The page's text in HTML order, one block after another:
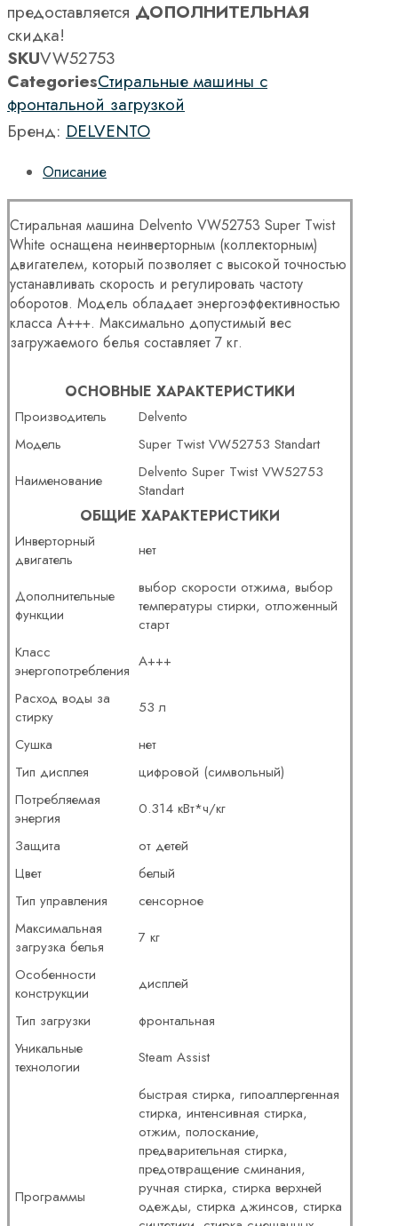
предоставляется ДОПОЛНИТЕЛЬНАЯ
скидка!
SKUVW52753
CategoriesСтиральные машины с
фронтальной загрузкой
Бренд: DELVENTO
Описание
Стиральная машина Delvento VW52753 Super Twist
White оснащена неинверторным (коллекторным)
двигателем, который позволяет с высокой точностью
устанавливать скорость и регулировать частоту
оборотов. Модель обладает энергоэффективностью
класса А+++. Максимально допустимый вес
загружаемого белья составляет 7 кг.
ОСНОВНЫЕ ХАРАКТЕРИСТИКИ
Производитель
Delvento
Модель
Super Twist VW52753 Standart
Наименование
Delvento Super Twist VW52753
Standart
ОБЩИЕ ХАРАКТЕРИСТИКИ
Инверторный
двигатель
нет
Дополнительные
функции
выбор скорости отжима, выбор
температуры стирки, отложенный
старт
Класс
энергопотребления A+++
Расход воды за
стирку
53 л
Сушка
нет
Тип дисплея
цифровой (символьный)
Потребляемая
энергия
0.314 кВт*ч/кг
Защита
от детей
Цвет
белый
Тип управления
сенсорное
Максимальная
загрузка белья
7 кг
Особенности
конструкции
дисплей
Тип загрузки
фронтальная
Уникальные
технологии
Steam Assist
Программы
быстрая стирка, гипоаллергенная
стирка, интенсивная стирка,
отжим, полоскание,
предварительная стирка,
предотвращение сминания,
ручная стирка, стирка верхней
одежды, стирка джинсов, стирка